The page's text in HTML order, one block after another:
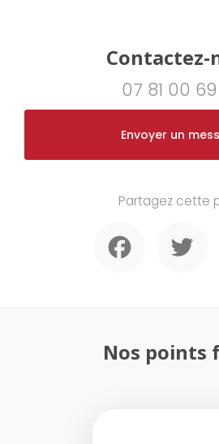
Contactez-
07 81 00
Envoyer un
Partagez cette
Nos points